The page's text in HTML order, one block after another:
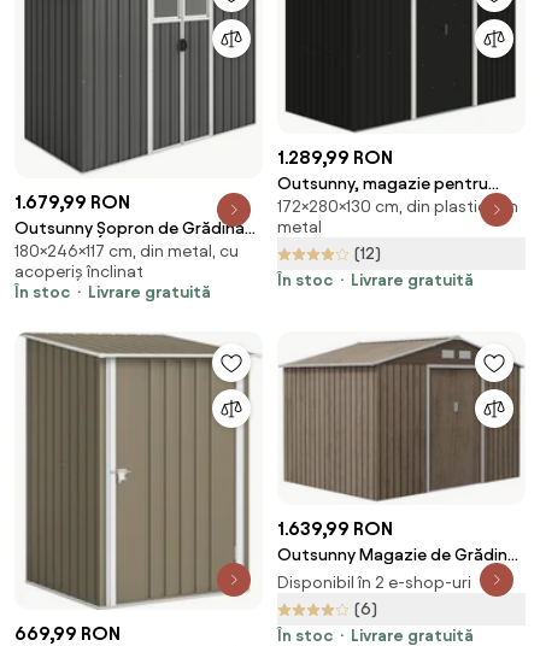
1.679,99 RON
Outsunny Șopron de Grădină
cu 4 Guri de Ventilație, 2
Ferestre și Acoperiș Înclinat,
246x117x161/180 cm, Gri Închis |
180×246×117 cm, din metal, cu
acoperiș înclinat
În stoc
Livrare gratuită
1.289,99 RON
Outsunny, magazie pentru
scule de gradina, casuta de
gradina, sopron,
280x130x172cm, gri inchis |
AOSOM RO
172×280×130 cm, din plastic, din
metal
(12)
În stoc
Livrare gratuită
669,99 RON
1.639,99 RON
Outsunny Magazie de Grădină
cu 4 Orificii de Ventilare și 2 Uși,
Șopron pentru Depozitarea
Uneltelor, 277x195x192 cm,
Disponibil în 2 e-shop-uri
(6)
În stoc
Livrare gratuită